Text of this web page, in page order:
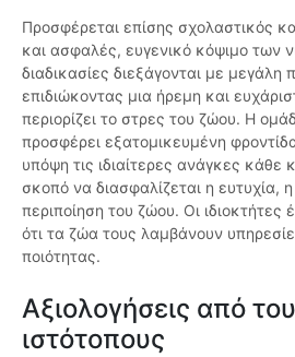
Προσφέρεται επίσης σχολαστικός
και ασφαλές, ευγενικό κόψιμο των
διαδικασίες διεξάγονται με μεγάλη
επιδιώκοντας μια ήρεμη και
περιορίζει το στρες του ζώου. Η
προσφέρει εξατομικευμένη
υπόψη τις ιδιαίτερες ανάγκες κάθε
σκοπό να διασφαλίζεται η ευτυχία,
περιποίηση του ζώου. Οι ιδιοκτήτες
ότι τα ζώα τους λαμβάνουν
ποιότητας.
Αξιολογήσεις από
ιστότοπους